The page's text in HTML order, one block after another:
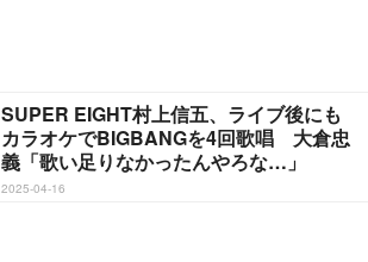
SUPER EIGHT村上信五、ライブ後にも
カラオケでBIGBANGを4回歌唱 大倉忠
義「歌い足りなかったんやろな…」
2025-04-16